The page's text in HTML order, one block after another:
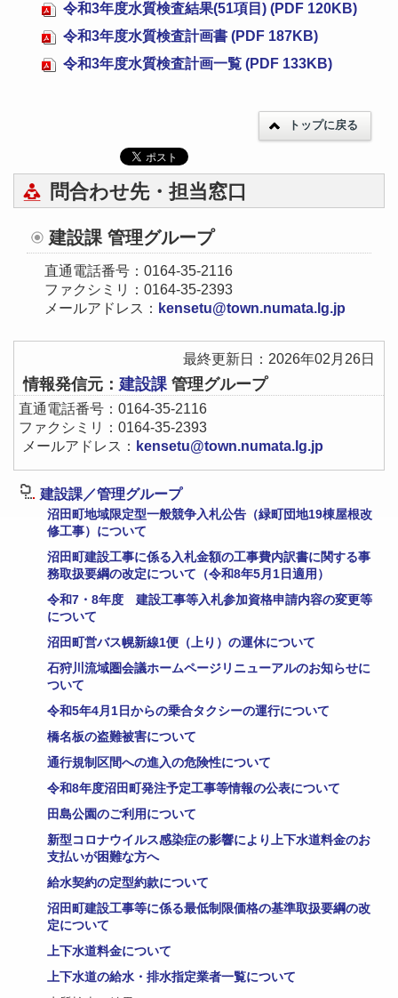
令和3年度水質検査結果(51項目) (PDF 120KB)
令和3年度水質検査計画書 (PDF 187KB)
令和3年度水質検査計画一覧 (PDF 133KB)
トップに戻る
問合わせ先・担当窓口
建設課 管理グループ
直通電話番号：0164-35‐2116
ファクシミリ：0164-35-2393
メールアドレス： kensetu@town.numata.lg.jp
最終更新日：2026年02月26日
情報発信元： 建設課 管理グループ
直通電話番号：0164-35‐2116
ファクシミリ：0164-35-2393
メールアドレス： kensetu@town.numata.lg.jp
建設課／管理グループ
沼田町地域限定型一般競争入札公告（緑町団地19棟屋根改
修工事）について
沼田町建設工事に係る入札金額の工事費内訳書に関する事
務取扱要綱の改定について（令和8年5月1日適用）
令和7・8年度 建設工事等入札参加資格申請内容の変更等
について
沼田町営バス幌新線1便（上り）の運休について
石狩川流域圏会議ホームページリニューアルのお知らせに
ついて
令和5年4月1日からの乗合タクシーの運行について
橋名板の盗難被害について
通行規制区間への進入の危険性について
令和8年度沼田町発注予定工事等情報の公表について
田島公園のご利用について
新型コロナウイルス感染症の影響により上下水道料金のお
支払いが困難な方へ
給水契約の定型約款について
沼田町建設工事等に係る最低制限価格の基準取扱要綱の改
定について
上下水道料金について
上下水道の給水・排水指定業者一覧について